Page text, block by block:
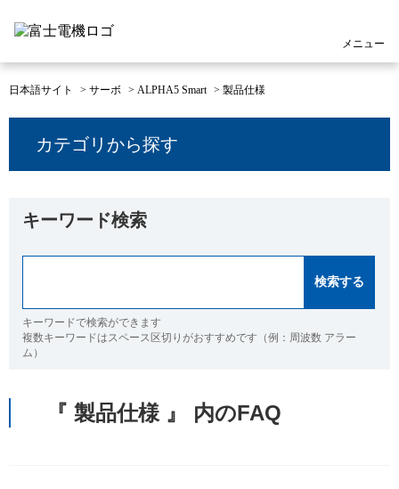
メニュー
日本語サイト > サーボ > ALPHA5 Smart > 製品仕様
カテゴリから探す
キーワード検索
キーワードで検索ができます
複数キーワードはスペース区切りがおすすめです（例：周波数 アラー
ム）
『 製品仕様 』 内のFAQ